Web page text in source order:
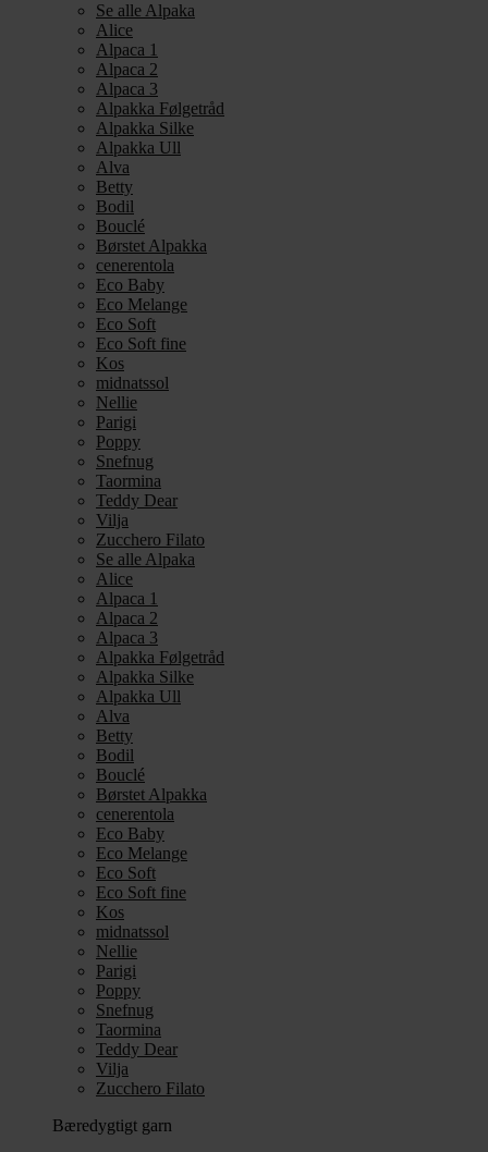
Se alle Alpaka
Alice
Alpaca 1
Alpaca 2
Alpaca 3
Alpakka Følgetråd
Alpakka Silke
Alpakka Ull
Alva
Betty
Bodil
Bouclé
Børstet Alpakka
cenerentola
Eco Baby
Eco Melange
Eco Soft
Eco Soft fine
Kos
midnatssol
Nellie
Parigi
Poppy
Snefnug
Taormina
Teddy Dear
Vilja
Zucchero Filato
Se alle Alpaka
Alice
Alpaca 1
Alpaca 2
Alpaca 3
Alpakka Følgetråd
Alpakka Silke
Alpakka Ull
Alva
Betty
Bodil
Bouclé
Børstet Alpakka
cenerentola
Eco Baby
Eco Melange
Eco Soft
Eco Soft fine
Kos
midnatssol
Nellie
Parigi
Poppy
Snefnug
Taormina
Teddy Dear
Vilja
Zucchero Filato
Bæredygtigt garn